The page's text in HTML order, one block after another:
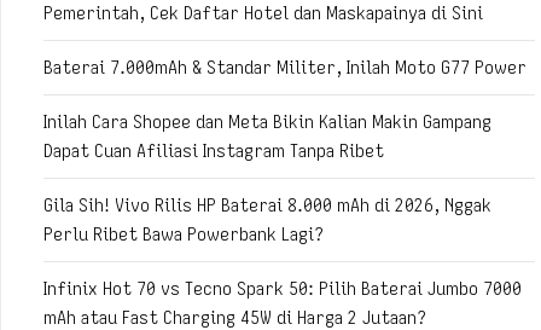
Pemerintah, Cek Daftar Hotel dan Maskapainya di Sini
Baterai 7.000mAh & Standar Militer, Inilah Moto G77 Power
Inilah Cara Shopee dan Meta Bikin Kalian Makin Gampang
Dapat Cuan Afiliasi Instagram Tanpa Ribet
Gila Sih! Vivo Rilis HP Baterai 8.000 mAh di 2026, Nggak
Perlu Ribet Bawa Powerbank Lagi?
Infinix Hot 70 vs Tecno Spark 50: Pilih Baterai Jumbo 7000
mAh atau Fast Charging 45W di Harga 2 Jutaan?